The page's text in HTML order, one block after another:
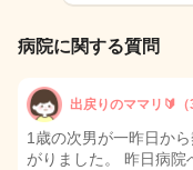
病院に関する質問
出戻りのママリ🔰（
1歳の次男が一昨日か
がりました。 昨日病院